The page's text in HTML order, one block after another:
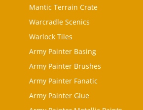
Mantic Terrain Crate
Warcradle Scenics
Warlock Tiles
Army Painter Basing
Army Painter Brushes
Army Painter Fanatic
Army Painter Glue